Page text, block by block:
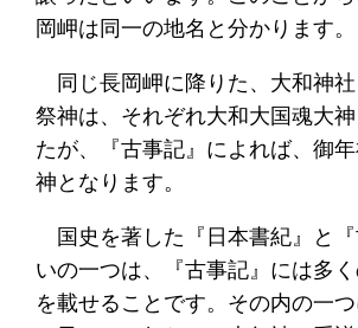
岡岬は同一の地名と分かります。
同じ長岡岬に降りた、大和神
祭神は、それぞれ大和大国魂大
たが、『古事記』によれば、御
神となります。
国史を著した『日本書紀』と
いの一つは、『古事記』には多く
を載せることです。その内の一